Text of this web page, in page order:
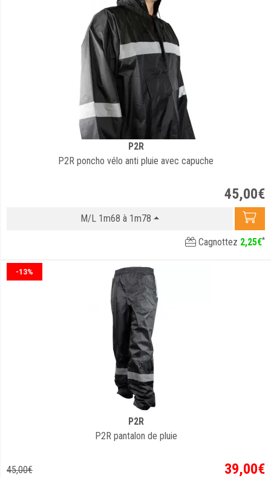
P2R
P2R poncho vélo anti pluie avec capuche
45,00€
M/L 1m68 à 1m78
Cagnottez 2,25€*
-13%
P2R
P2R pantalon de pluie
45,00€ 39,00€